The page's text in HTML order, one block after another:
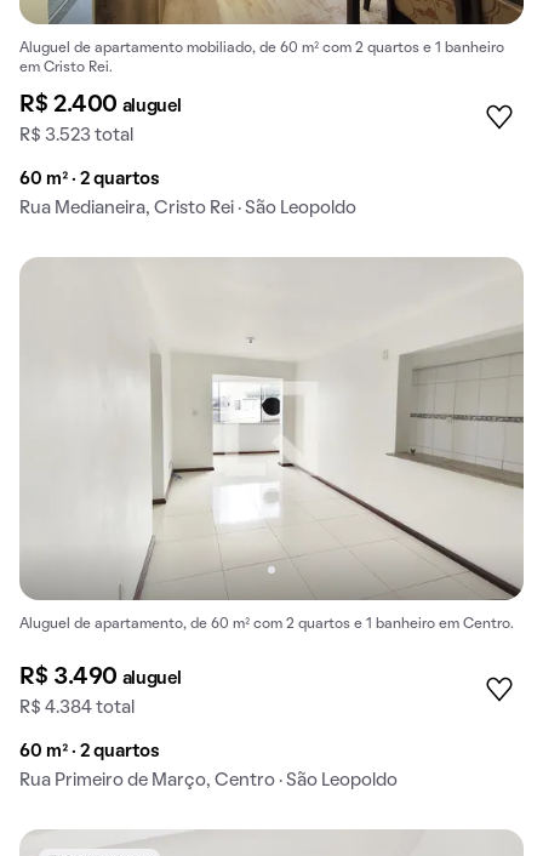
Aluguel de apartamento mobiliado, de 60 m² com 2 quartos e 1 banheiro
em Cristo Rei.
R$ 2.400 aluguel
R$ 3.523 total
60 m² · 2 quartos
Rua Medianeira, Cristo Rei · São Leopoldo
Aluguel de apartamento, de 60 m² com 2 quartos e 1 banheiro em Centro.
R$ 3.490 aluguel
R$ 4.384 total
60 m² · 2 quartos
Rua Primeiro de Março, Centro · São Leopoldo